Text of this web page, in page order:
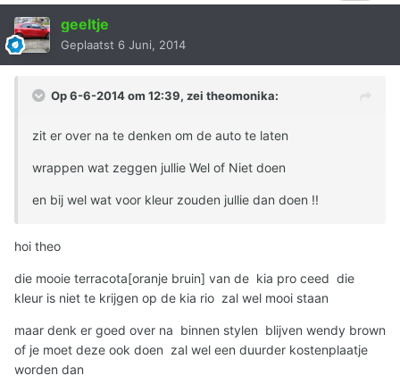
geeltje
Geplaatst 6 Juni, 2014
Op 6-6-2014 om 12:39, zei theomonika:
zit er over na te denken om de auto te laten
wrappen wat zeggen jullie Wel of Niet doen
en bij wel wat voor kleur zouden jullie dan doen !!
hoi theo
die mooie terracota[oranje bruin] van de kia pro ceed die
kleur is niet te krijgen op de kia rio zal wel mooi staan
maar denk er goed over na binnen stylen blijven wendy brown
of je moet deze ook doen zal wel een duurder kostenplaatje
worden dan